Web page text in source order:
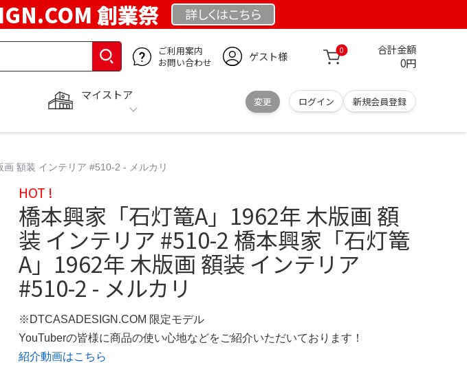
創業祭 詳しくはこちら
ご利用案内
お問い合わせ
ゲスト様 0 合計金額
0円
マイストア
変更 ログイン 新規会員登録
額装 インテリア #510-2 - メルカリ
HOT !
橋本興家「石灯篭A」1962年 木版画 額
装 インテリア #510-2 橋本興家「石灯篭
A」1962年 木版画 額装 インテリア
#510-2 - メルカリ
※DTCASADESIGN.COM 限定モデル
YouTuberの皆様に商品の使い心地などをご紹介いただいております！
紹介動画はこちら